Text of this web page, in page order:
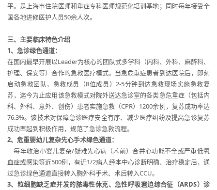
平。是上海市住院医师和重症专科医师规范化培训基地；同时每年接受全
国各地进修医护人员50余人次。
三、主要临床特色介绍
1、急诊绿色通道：
在国内最早开展以Leader为核心的团队式多学科（内科、外科、麻醉科、
护理、保安等）合作的急救医疗模式。当急危重症患者到达医院后，即刻
启动急救团队，急救成员（8位成员）2-5分钟到达急救现场实施急救复
苏，迄今为止应用该急救模式对院外送达急诊室的各类急危重症（包括内
科、外科、意外、创伤）患者实施急救（CPR）1200余例，复苏成功率达
76.3%。该技术对保障急诊医疗安全有序、减少医疗纠纷及提高急诊复苏
成功率起到积极作用，规范了急诊急救流程。
2、危重婴幼儿复杂先心手术绿色通道：
每年收治小婴儿复杂/疑难先心病（术前）合并心功能不全或严重低氧
血症或感染等近500例，有近1/2病人经本中心诊断明确、治疗稳定后，通
过急诊绿色通道直接转入胸外科手术、术后转入CCU。
3、粒细胞缺乏症并发的脓毒性休克、急性呼吸窘迫综合征（ARDS）诊